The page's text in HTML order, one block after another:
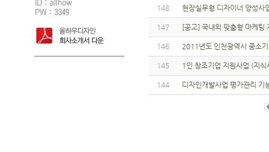
148 현장실무형 디자이너 양성
147 [공고] 국내외 맞춤형 마케팅
146 2011년도 인천광역시 중소
145 1인 창조기업 지원사업 (지
144 디자인개발사업 평가관리